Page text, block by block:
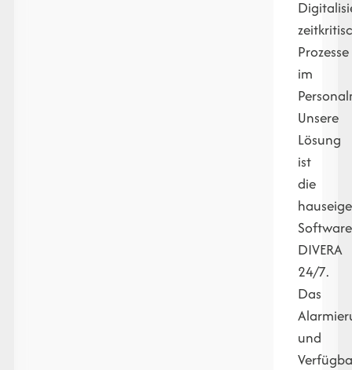
Prozesse
im
Unsere
Lösung
ist
die
Software
DIVERA
24/7.
Das
und